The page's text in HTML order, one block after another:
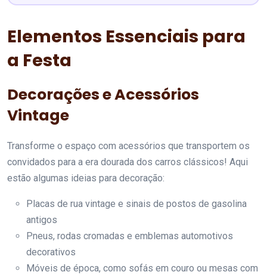
Elementos Essenciais para
a Festa
Decorações e Acessórios
Vintage
Transforme o espaço com acessórios que transportem os
convidados para a era dourada dos carros clássicos! Aqui
estão algumas ideias para decoração:
Placas de rua vintage e sinais de postos de gasolina
antigos
Pneus, rodas cromadas e emblemas automotivos
decorativos
Móveis de época, como sofás em couro ou mesas com